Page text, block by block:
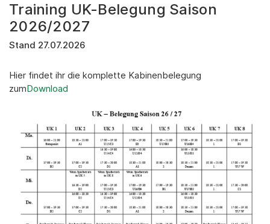
Training UK-Belegung Saison
2026/2027
Stand 27.07.2026
Hier findet ihr die komplette Kabinenbelegung
zumDownload